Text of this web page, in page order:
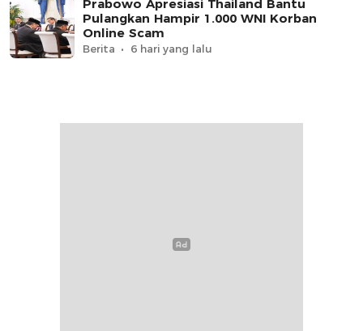
Prabowo Apresiasi Thailand Bantu
Pulangkan Hampir 1.000 WNI Korban
Online Scam
Berita 6 hari yang lalu